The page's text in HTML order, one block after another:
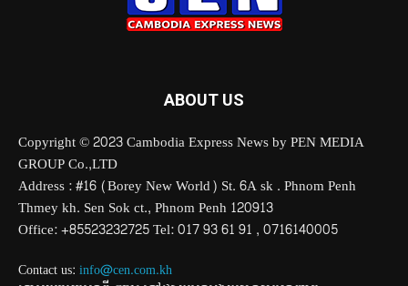
ABOUT US
Copyright © 2023 Cambodia Express News by PEN MEDIA
GROUP Co.,LTD
Address : #16 (Borey New World) St. 6A sk . Phnom Penh
Thmey kh. Sen Sok ct., Phnom Penh 120913
Office: +85523232725 Tel: 017 93 61 91 , 0716140005
Contact us: info@cen.com.kh